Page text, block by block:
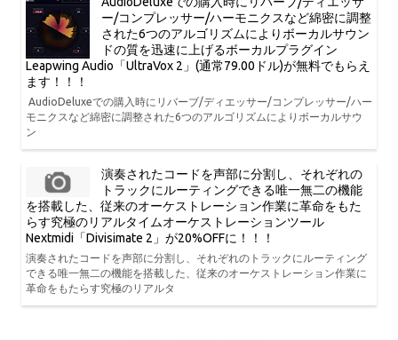
ー/コンプレッサー/ハーモニクスなど綿密に調整
された6つのアルゴリズムによりボーカルサウン
ドの質を迅速に上げるボーカルプラグイン
Leapwing Audio「UltraVox 2」(通常79.00ドル)が無料でもらえ
ます！！！
AudioDeluxeでの購入時にリバーブ/ディエッサー/コンプレッサー/ハー
モニクスなど綿密に調整された6つのアルゴリズムによりボーカルサウ
ン
演奏されたコードを声部に分割し、それぞれの
トラックにルーティングできる唯一無二の機能
を搭載した、従来のオーケストレーション作業に革命をもた
らす究極のリアルタイムオーケストレーションツール
Nextmidi「Divisimate 2」が20%OFFに！！！
演奏されたコードを声部に分割し、それぞれのトラックにルーティング
できる唯一無二の機能を搭載した、従来のオーケストレーション作業に
革命をもたらす究極のリアルタ